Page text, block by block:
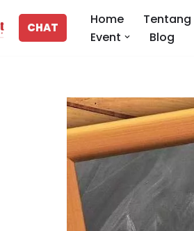
CHAT
Home Tentang
Event
Blog